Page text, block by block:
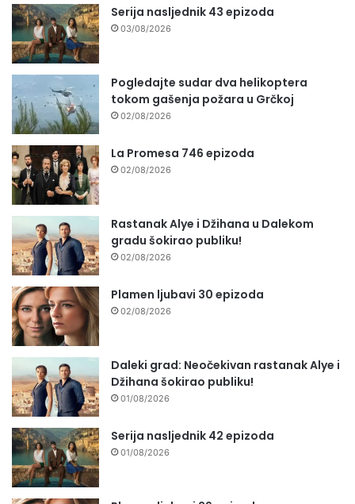
Serija nasljednik 43 epizoda
03/08/2026
Pogledajte sudar dva helikoptera
tokom gašenja požara u Grčkoj
02/08/2026
La Promesa 746 epizoda
02/08/2026
Rastanak Alye i Džihana u Dalekom
gradu šokirao publiku!
02/08/2026
Plamen ljubavi 30 epizoda
02/08/2026
Daleki grad: Neočekivan rastanak Alye i
Džihana šokirao publiku!
01/08/2026
Serija nasljednik 42 epizoda
01/08/2026